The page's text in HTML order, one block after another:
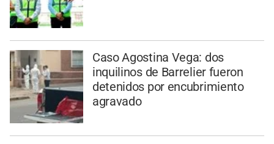
Caso Agostina Vega: dos
inquilinos de Barrelier fueron
detenidos por encubrimiento
agravado